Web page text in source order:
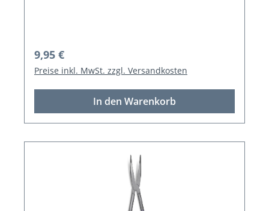
Regulärer Preis:
9,95 €
Preise inkl. MwSt. zzgl. Versandkosten
In den Warenkorb